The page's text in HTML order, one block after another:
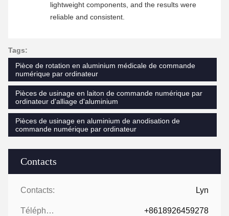
Contacts
Contacts: Lyn
Téléphone :: +8618926459278
lightweight components, and the results were
reliable and consistent.
Tags:
Pièce de rotation en aluminium médicale de commande
numérique par ordinateur
Pièces de usinage en laiton de commande numérique par
ordinateur d'alliage d'aluminium
Pièces de usinage en aluminium de anodisation de
commande numérique par ordinateur